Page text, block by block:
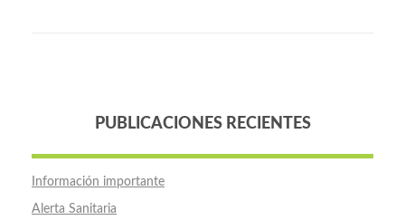
PUBLICACIONES RECIENTES
Información importante
Alerta Sanitaria